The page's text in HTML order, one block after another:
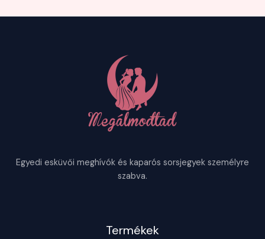
Egyedi esküvői meghívók és kaparós sorsjegyek személyre
szabva.
Termékek